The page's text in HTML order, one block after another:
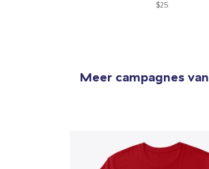
$25
Meer campagnes van